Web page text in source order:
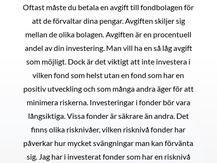
Oftast måste du betala en avgift till fondbolagen för
att de förvaltar dina pengar. Avgiften skiljer sig
mellan de olika bolagen. Avgiften är en procentuell
andel av din investering. Man vill ha en så låg avgift
som möjligt. Dock är det viktigt att inte investera i
vilken fond som helst utan en fond som har en
positiv utveckling och som många andra äger för att
minimera riskerna. Investeringar i fonder bör vara
långsiktiga. Vissa fonder är säkrare än andra. Det
finns olika risknivåer, vilken risknivå fonder har
påverkar hur mycket svängningar man kan förvänta
sig. Jag har i investerat fonder som har en risknivå